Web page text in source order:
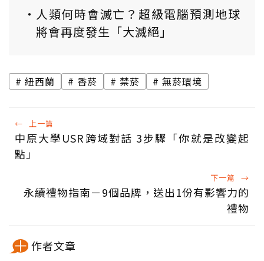
人類何時會滅亡？超級電腦預測地球
將會再度發生「大滅絕」
紐西蘭 香菸 禁菸 無菸環境
← 上一篇
中原大學USR跨域對話 3步驟「你就是改變起
點」
下一篇 →
永續禮物指南－9個品牌，送出1份有影響力的
禮物
作者文章